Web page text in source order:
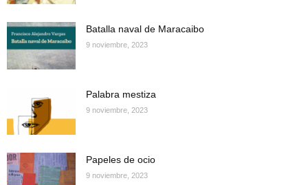
Batalla naval de Maracaibo
9 noviembre, 2023
Palabra mestiza
9 noviembre, 2023
Papeles de ocio
9 noviembre, 2023